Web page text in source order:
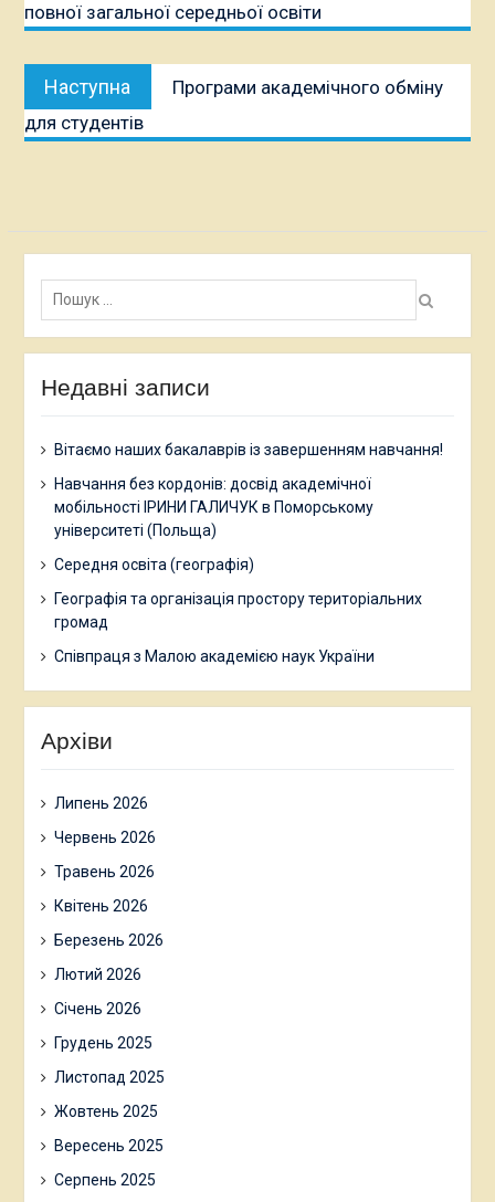
повної загальної середньої освіти
Наступна
публікація:
Програми академічного обміну
для студентів
Пошук:
Недавні записи
Вітаємо наших бакалаврів із завершенням навчання!
Навчання без кордонів: досвід академічної
мобільності ІРИНИ ГАЛИЧУК в Поморському
університеті (Польща)
Середня освіта (географія)
Географія та організація простору територіальних
громад
Співпраця з Малою академією наук України
Архіви
Липень 2026
Червень 2026
Травень 2026
Квітень 2026
Березень 2026
Лютий 2026
Січень 2026
Грудень 2025
Листопад 2025
Жовтень 2025
Вересень 2025
Серпень 2025